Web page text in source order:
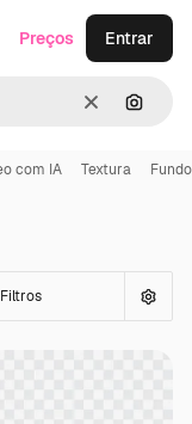
Limpar
Preços Entrar
com IA Textura Fundo
Filtros